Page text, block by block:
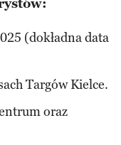
(dokładna data
Targów Kielce.
oraz